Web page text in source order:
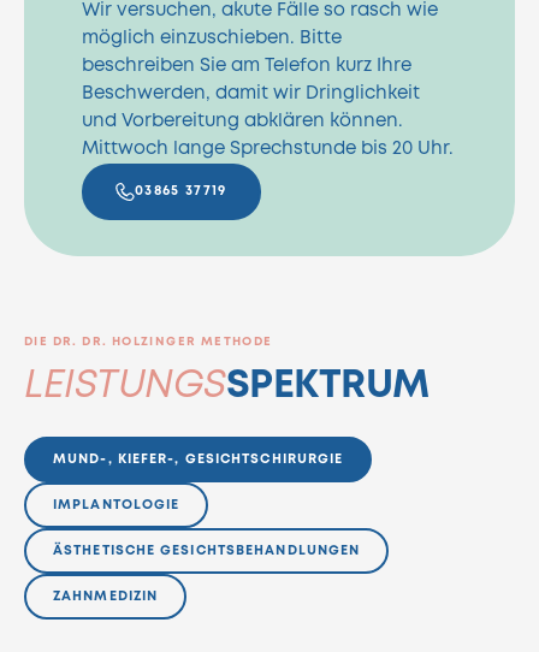
Wir versuchen, akute Fälle so rasch wie
möglich einzuschieben. Bitte
beschreiben Sie am Telefon kurz Ihre
Beschwerden, damit wir Dringlichkeit
und Vorbereitung abklären können.
Mittwoch lange Sprechstunde bis 20 Uhr.
03865 37719
DIE DR. DR. HOLZINGER METHODE
LEISTUNGSSPEKTRUM
MUND-, KIEFER-, GESICHTSCHIRURGIE
IMPLANTOLOGIE
ÄSTHETISCHE GESICHTSBEHANDLUNGEN
ZAHNMEDIZIN